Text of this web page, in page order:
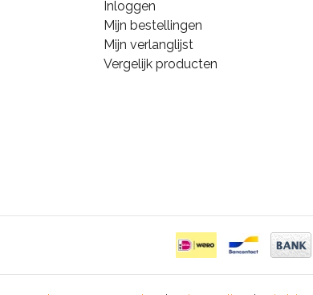
Inloggen
Mijn bestellingen
Mijn verlanglijst
Vergelijk producten